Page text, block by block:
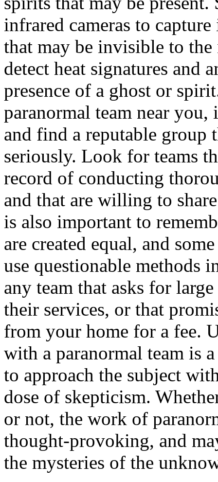
infrared cameras to
that may be invisible to the
detect heat signatures and
presence of a ghost or
paranormal team near
and find a reputable group
seriously. Look for teams
record of conducting
and that are willing to
is also important to
are created equal, and
use questionable methods
any team that asks for
their services, or that
from your home for a fee.
with a paranormal team is
to approach the subject
dose of skepticism.
or not, the work of
thought-provoking, and
the mysteries of the